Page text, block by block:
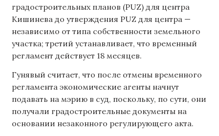
градостроительных планов (PUZ) для центра
Кишинева до утверждения PUZ для центра —
независимо от типа собственности земельного
участка; третий устанавливает, что временный
регламент действует 18 месяцев.
Гунявый считает, что после отмены временного
регламента экономические агенты начнут
подавать на мэрию в суд, поскольку, по сути, они
получали градостроительные документы на
основании незаконного регулирующего акта.